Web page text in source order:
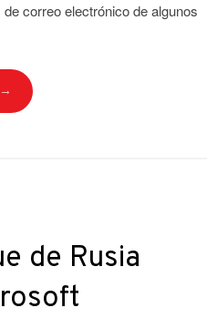
correo electrónico de algunos
→
de Rusia